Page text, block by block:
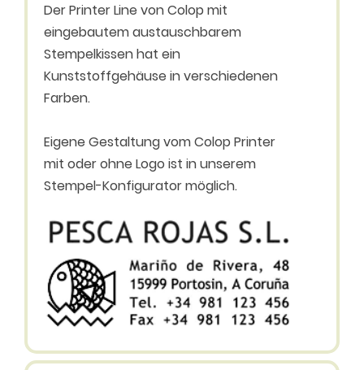
Der Printer Line von Colop mit
eingebautem austauschbarem
Stempelkissen hat ein
Kunststoffgehäuse in verschiedenen
Farben.
Eigene Gestaltung vom Colop Printer
mit oder ohne Logo ist in unserem
Stempel-Konfigurator möglich.